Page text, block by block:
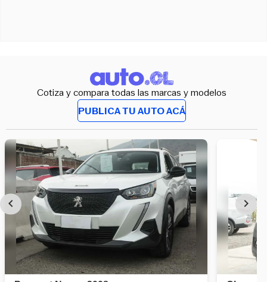
Cotiza y compara todas las marcas y modelos
PUBLICA TU AUTO ACÁ